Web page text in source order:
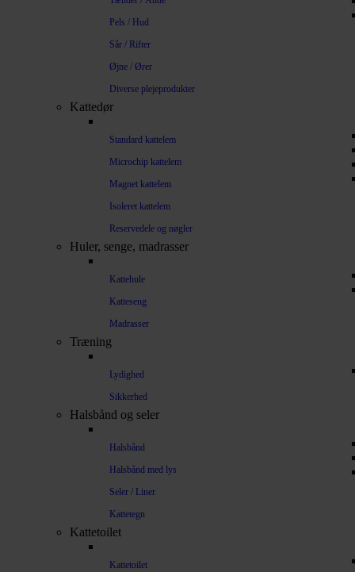
Pels / Hud
Sår / Rifter
Øjne / Ører
Diverse plejeprodukter
Kattedør
Standard kattelem
Microchip kattelem
Magnet kattelem
Isoleret kattelem
Reservedele og nøgler
Huler, senge, madrasser
Kattehule
Katteseng
Madrasser
Træning
Lydighed
Sikkerhed
Halsbånd og seler
Halsbånd
Halsbånd med lys
Seler / Liner
Kattetegn
Kattetoilet
Kattetoilet